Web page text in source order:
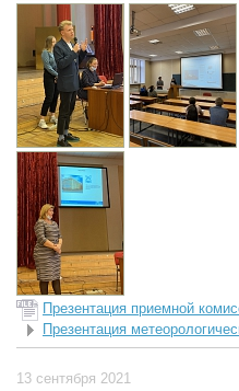
Презентация приемной
Презентация
13 сентября 2021